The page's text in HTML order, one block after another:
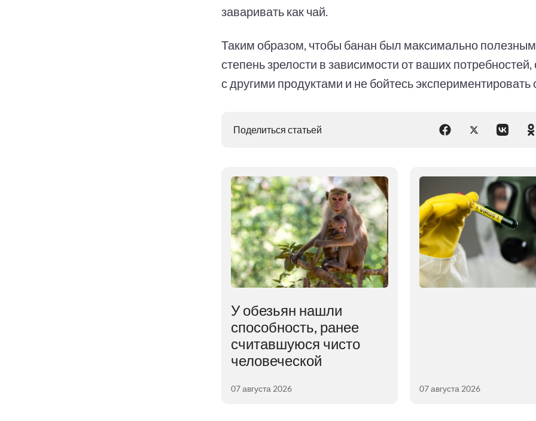
заваривать как чай.
Таким образом, чтобы банан был максимально
степень зрелости в зависимости от ваших потребностей,
с другими продуктами и не бойтесь экспериментировать
Поделиться статьей
У обезьян нашли
способность, ранее
считавшуюся чисто
человеческой
07 августа 2026 07 августа 2026